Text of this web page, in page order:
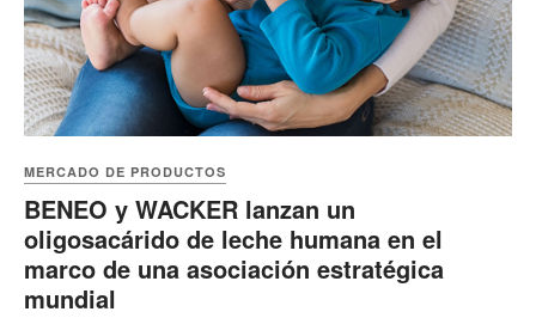
MERCADO DE PRODUCTOS
BENEO y WACKER lanzan un
oligosacárido de leche humana en el
marco de una asociación estratégica
mundial